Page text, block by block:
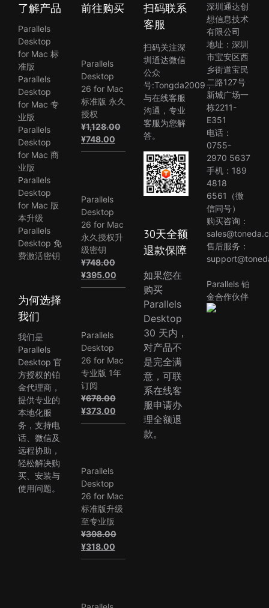
了解产品
Parallels
Desktop
for Mac 标
准版
Parallels
Desktop
for Mac 专
业版
Parallels
Desktop
for Mac 商
业版
Parallels
Desktop
for Mac 版
本升级
Parallels
Desktop 免
费激活密钥
为何选择
我们
我们是
Parallels
Desktop 官
方授权的铂
金代理商，
提供专业的
本地化服
务，支持电
话、微信及
远程协助，
轻松解决购
买、安装与
使用问题。
前往购买
Parallels
Desktop
26 for Mac
标准版 永久
授权
¥1,128.00
原
价
¥748.00当
前
Parallels
Desktop
26 for Mac
永久授权升
级密钥
¥748.00
原
价
¥395.00当
前
¥395.00。
Parallels
Desktop
26 for Mac
专业版 1年
订阅
¥678.00
原
价
¥373.00当
前
Parallels
Desktop
26 for Mac
标准版升级
至专业版
¥398.00
原
价
¥318.00当
前
扫码联系
客服
扫码关注深
圳通达微信
公众
号:Tongda2009，
与在线客服
沟通，专业
客服为您解
答。
30天全额
退款保障
如果您在
购买
Parallels
Desktop
30 天内，
对产品不
是完全满
意，可联
系在线客
服申请办
理全额退
款。
深圳通达创
想信息技术
有限公司
地址：深圳
市宝安区西
乡街道宝民
二路127号
新城广场一
栋2211-
E351
电话：
0755-
2970 5637
手机：189
4818
6561（微
信同号）
购买咨询：
售后服务：
Parallels 铂
金合作伙伴